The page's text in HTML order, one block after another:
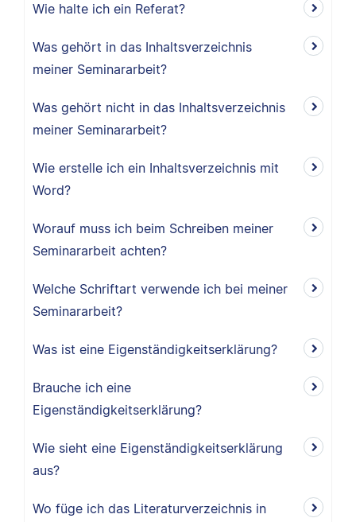
Wie halte ich ein Referat?
Was gehört in das Inhaltsverzeichnis
meiner Seminararbeit?
Was gehört nicht in das Inhaltsverzeichnis
meiner Seminararbeit?
Wie erstelle ich ein Inhaltsverzeichnis mit
Word?
Worauf muss ich beim Schreiben meiner
Seminararbeit achten?
Welche Schriftart verwende ich bei meiner
Seminararbeit?
Was ist eine Eigenständigkeitserklärung?
Brauche ich eine
Eigenständigkeitserklärung?
Wie sieht eine Eigenständigkeitserklärung
aus?
Wo füge ich das Literaturverzeichnis in